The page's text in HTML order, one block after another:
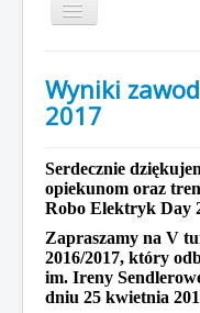
Toggle
Navigation
ZAWODY
Otwarcie VII
Sezon 2019/2021
Sezon 2018/2019
Sezon 2017/2018
Wyniki
2017
Serdecznie
opiekunom oraz
Robo Elektryk Day
Zapraszamy na V
2016/2017, który
im. Ireny
dniu 25 kwietnia